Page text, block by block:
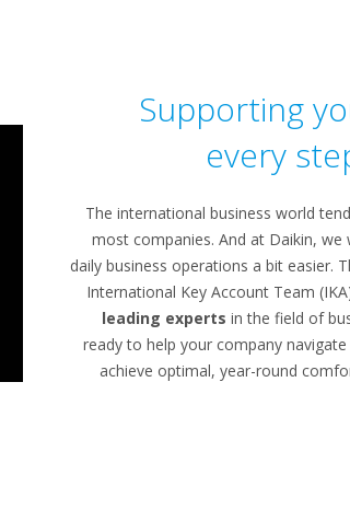
Supporting
every
The international business world
most companies. And at Daikin,
daily business operations a bit easier.
International Key Account Team
leading experts in the field of
ready to help your company navigate
achieve optimal, year-round